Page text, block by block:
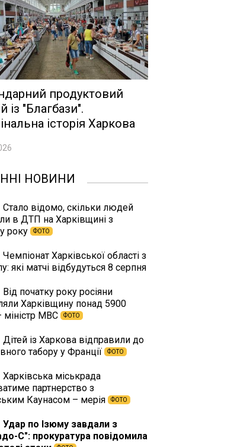
продуктовий
із "Благбази".
історія Харкова
НОВИНИ
Стало відомо, скільки людей
в ДТП на Харківщині з
року
ФОТО
Чемпіонат Харківської області з
які матчі відбудуться 8 серпня
Від початку року росіяни
Харківщину понад 5900
міністр МВС
ФОТО
Дітей із Харкова відправили до
табору у Франції
ФОТО
Харківська міськрада
партнерство з
Каунасом – мерія
ФОТО
Удар по Ізюму завдали з
С": прокуратура повідомила